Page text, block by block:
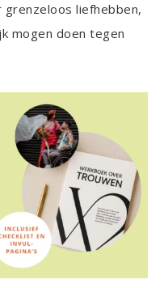
liefhebben,
mogen doen tegen